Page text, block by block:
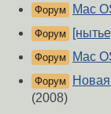
Форум Mac
Форум
Форум Mac
Форум
Новая
(2008)